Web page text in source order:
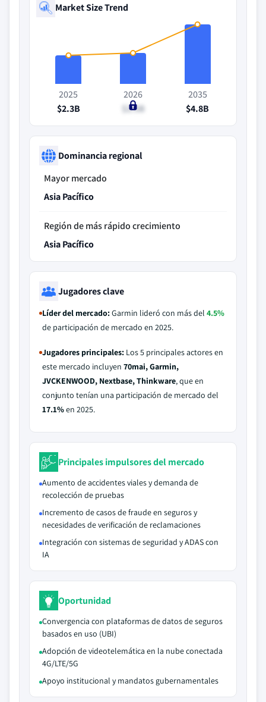
Market Size Trend
2025
$2.3B
2026
$2.5B
2035
$4.8B
Dominancia regional
Mayor mercado
Asia Pacífico
Región de más rápido crecimiento
Asia Pacífico
Jugadores clave
Líder del mercado:Garmin lideró con más del 4.5%
de participación de mercado en 2025.
Jugadores principales: Los 5 principales actores en
este mercado incluyen 70mai, Garmin,
JVCKENWOOD, Nextbase, Thinkware, que en
conjunto tenían una participación de mercado del
17.1%en 2025.
Principales impulsores del mercado
Aumento de accidentes viales y demanda de
recolección de pruebas
Incremento de casos de fraude en seguros y
necesidades de verificación de reclamaciones
Integración con sistemas de seguridad y ADAS con
IA
Oportunidad
Convergencia con plataformas de datos de seguros
basados en uso (UBI)
Adopción de videotelemática en la nube conectada
4G/LTE/5G
Apoyo institucional y mandatos gubernamentales